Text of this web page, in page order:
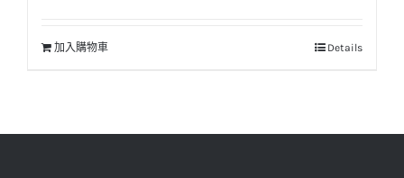
格：
加入購物車 Details